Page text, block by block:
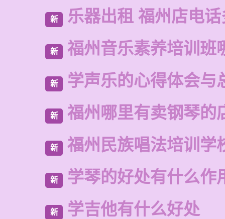
新 乐器出租 福州店电
新 福州音乐素养培训班
新 学声乐的心得体会与
新 福州哪里有卖钢琴的
新 福州民族唱法培训学
新 学琴的好处有什么作
新 学吉他有什么好处